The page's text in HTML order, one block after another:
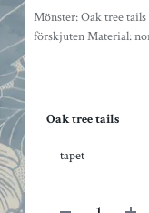
Mönster: Oak tree
förskjuten Material:
Oak tree tails